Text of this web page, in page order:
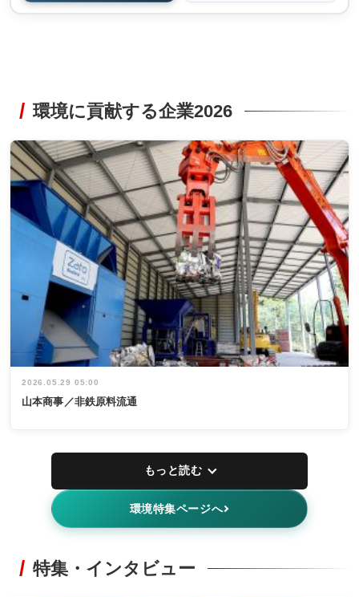
環境に貢献する企業2026
2026.05.29 05:00
山本商事／非鉄原料流通
もっと読む
環境特集ページへ
特集・インタビュー